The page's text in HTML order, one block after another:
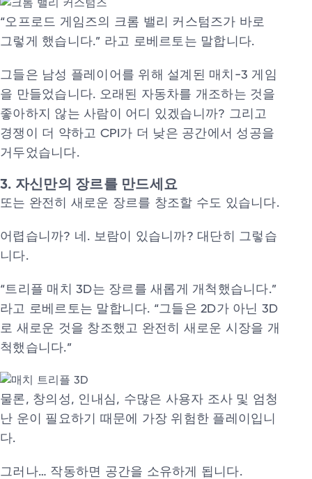
“오프로드 게임즈의 크롬 밸리 커스텀즈가 바로
그렇게 했습니다.” 라고 로베르토는 말합니다.
그들은 남성 플레이어를 위해 설계된 매치-3 게임
을 만들었습니다. 오래된 자동차를 개조하는 것을
좋아하지 않는 사람이 어디 있겠습니까? 그리고
경쟁이 더 약하고 CPI가 더 낮은 공간에서 성공을
거두었습니다.
3. 자신만의 장르를 만드세요
또는 완전히 새로운 장르를 창조할 수도 있습니다.
어렵습니까? 네. 보람이 있습니까? 대단히 그렇습
니다.
“트리플 매치 3D는 장르를 새롭게 개척했습니다.”
라고 로베르토는 말합니다. “그들은 2D가 아닌 3D
로 새로운 것을 창조했고 완전히 새로운 시장을 개
척했습니다.”
물론, 창의성, 인내심, 수많은 사용자 조사 및 엄청
난 운이 필요하기 때문에 가장 위험한 플레이입니
다.
그러나… 작동하면 공간을 소유하게 됩니다.